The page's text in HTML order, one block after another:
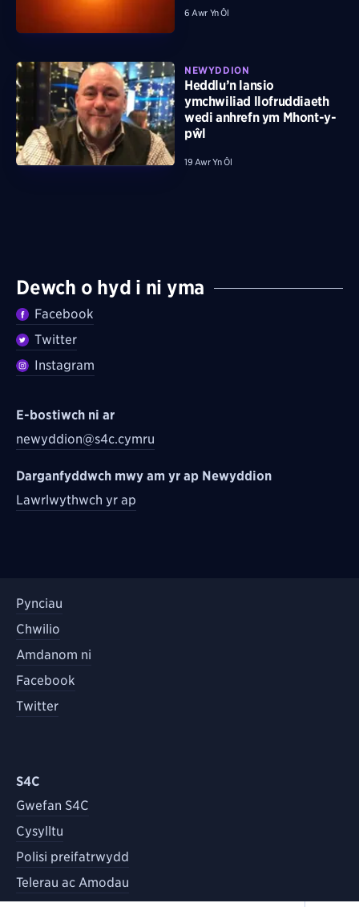
6 Awr Yn Ôl
NEWYDDION
Heddlu’n lansio
ymchwiliad llofruddiaeth
wedi anhrefn ym Mhont-y-
pŵl
19 Awr Yn Ôl
Dewch o hyd i ni yma
Facebook
Twitter
Instagram
E-bostiwch ni ar
newyddion@s4c.cymru
Darganfyddwch mwy am yr ap Newyddion
Lawrlwythwch yr ap
Pynciau
Chwilio
Amdanom ni
Facebook
Twitter
S4C
Gwefan S4C
Cysylltu
Polisi preifatrwydd
Telerau ac Amodau